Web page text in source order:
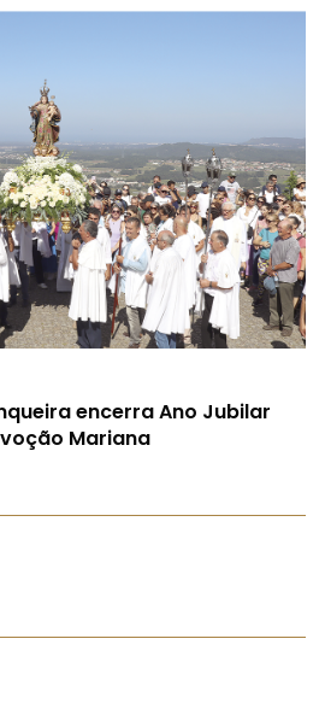
encerra Ano Jubilar
Mariana